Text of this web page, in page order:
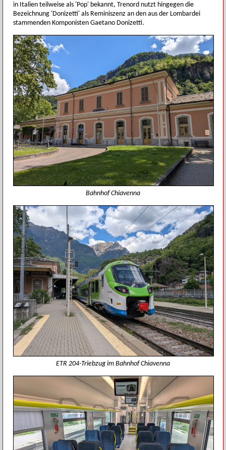
in Italien teilweise als 'Pop' bekannt, Trenord nutzt hingegen die
Bezeichnung 'Donizetti' als Reminiszenz an den aus der Lombardei
stammenden Komponisten Gaetano Donizetti.
Bahnhof Chiavenna
ETR 204-Triebzug im Bahnhof Chiavenna